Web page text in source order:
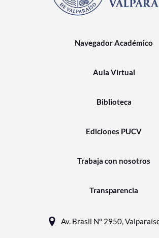
Navegador Académico
Aula Virtual
Biblioteca
Ediciones PUCV
Trabaja con nosotros
Transparencia
Av. Brasil N° 2950,